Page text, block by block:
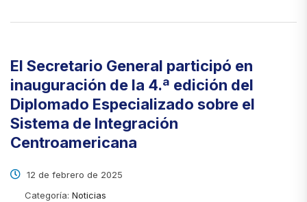
El Secretario General participó en
inauguración de la 4.ª edición del
Diplomado Especializado sobre el
Sistema de Integración
Centroamericana
12 de febrero de 2025
Categoría: Noticias